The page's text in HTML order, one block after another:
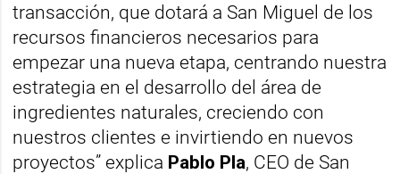
transacción, que dotará a San Miguel de los
recursos financieros necesarios para
empezar una nueva etapa, centrando nuestra
estrategia en el desarrollo del área de
ingredientes naturales, creciendo con
nuestros clientes e invirtiendo en nuevos
proyectos” explica Pablo Pla, CEO de San